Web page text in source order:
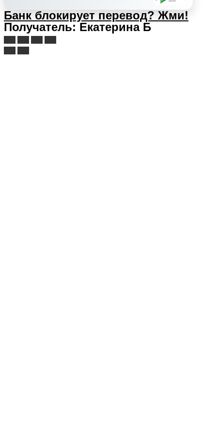
Банк блокирует перевод? Жми!
Получатель: Екатерина Б